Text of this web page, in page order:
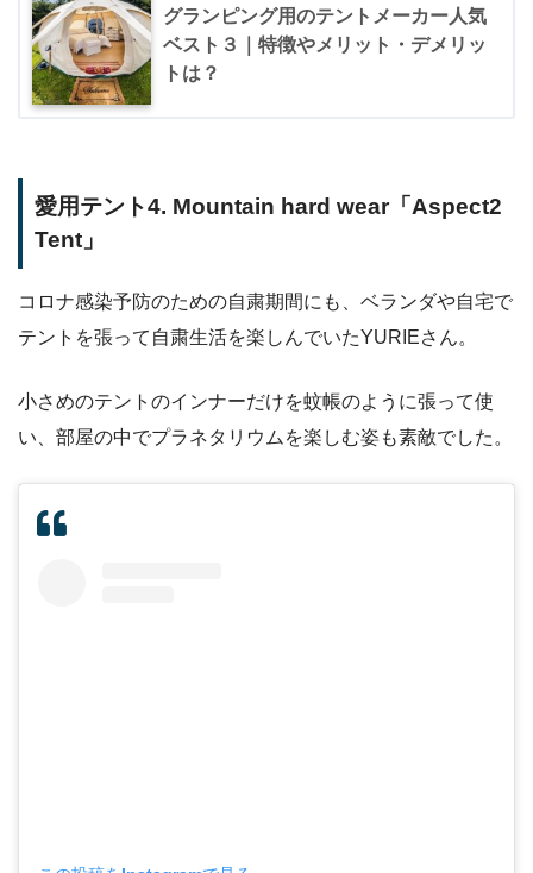
グランピング用のテントメーカー人気
ベスト３｜特徴やメリット・デメリッ
トは？
愛用テント4. Mountain hard wear「Aspect2
Tent」
コロナ感染予防のための自粛期間にも、ベランダや自宅で
テントを張って自粛生活を楽しんでいたYURIEさん。
小さめのテントのインナーだけを蚊帳のように張って使
い、部屋の中でプラネタリウムを楽しむ姿も素敵でした。